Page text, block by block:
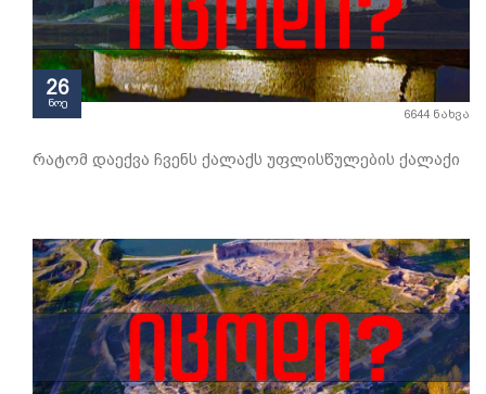
26
ნოე
6644 ნახვა
რატომ დაექვა ჩვენს ქალაქს უფლისწულების ქალაქი